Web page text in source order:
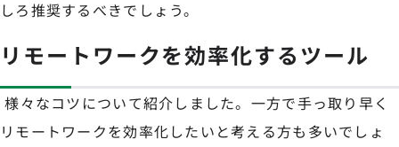
しろ推奨するべきでしょう。
リモートワークを効率化するツール
様々なコツについて紹介しました。一方で手っ取り早く
リモートワークを効率化したいと考える方も多いでしょ